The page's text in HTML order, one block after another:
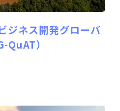
ジネス開発グローバ
QuAT）